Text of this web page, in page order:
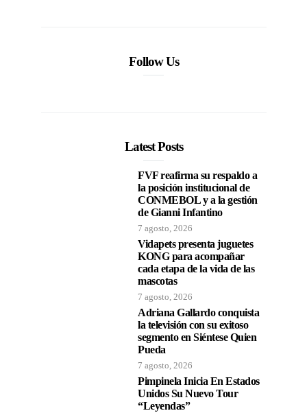
Follow Us
Latest Posts
FVF reafirma su respaldo a
la posición institucional de
CONMEBOL y a la gestión
de Gianni Infantino
7 agosto, 2026
Vidapets presenta juguetes
KONG para acompañar
cada etapa de la vida de las
mascotas
7 agosto, 2026
Adriana Gallardo conquista
la televisión con su exitoso
segmento en Siéntese Quien
Pueda
7 agosto, 2026
Pimpinela Inicia En Estados
Unidos Su Nuevo Tour
“Leyendas”